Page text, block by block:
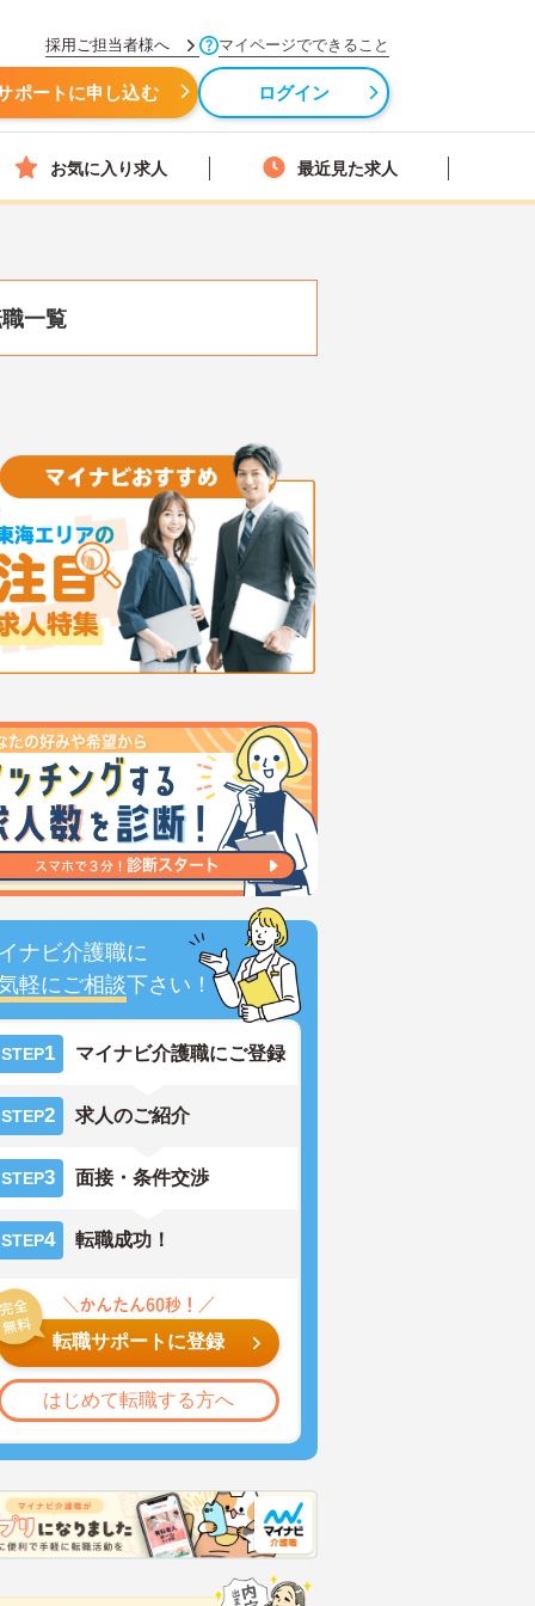
採用ご担当者様へ マイページでできること
ポートに申し込む ログイン
お気に入り求人 最近見た求人
一覧
ナビ介護職に
軽にご相談下さい！
STEP1 マイナビ介護職にご登録
STEP2 求人のご紹介
STEP3 面接・条件交渉
STEP4 転職成功！
転職サポートに登録
はじめて転職する方へ